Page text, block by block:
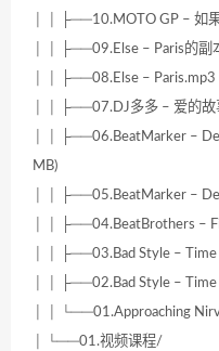
│ │ ├──10.MOTO GP – 如
│ │ ├──09.Else – Paris的副
│ │ ├──08.Else – Paris.mp3
│ │ ├──07.DJ多多 – 爱的故
│ │ ├──06.BeatMarker –
MB)
│ │ ├──05.BeatMarker –
│ │ ├──04.BeatBrothers –
│ │ ├──03.Bad Style – Time
│ │ ├──02.Bad Style – Time
│ │ └──01.Approaching
│ └──01.视频课程/